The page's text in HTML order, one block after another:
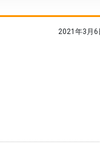
2021年3月6